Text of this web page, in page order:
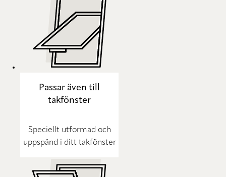
Passar även till
takfönster
Speciellt utformad och
uppspänd i ditt takfönster